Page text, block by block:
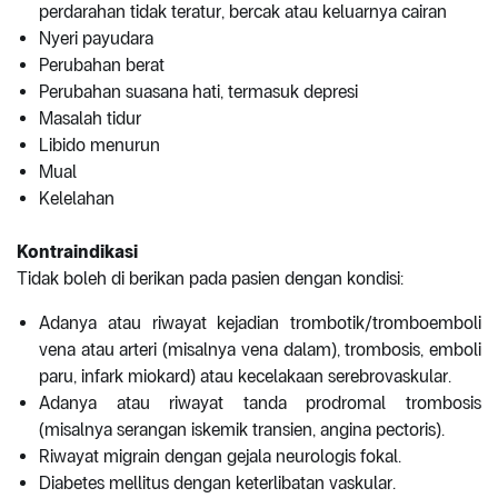
perdarahan tidak teratur, bercak atau keluarnya cairan
Nyeri payudara
Perubahan berat
Perubahan suasana hati, termasuk depresi
Masalah tidur
Libido menurun
Mual
Kelelahan
Kontraindikasi
Tidak boleh di berikan pada pasien dengan kondisi:
Adanya atau riwayat kejadian trombotik/tromboemboli
vena atau arteri (misalnya vena dalam), trombosis, emboli
paru, infark miokard) atau kecelakaan serebrovaskular.
Adanya atau riwayat tanda prodromal trombosis
(misalnya serangan iskemik transien, angina pectoris).
Riwayat migrain dengan gejala neurologis fokal.
Diabetes mellitus dengan keterlibatan vaskular.